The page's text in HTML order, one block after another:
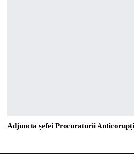
Adjuncta șefei Procuraturii